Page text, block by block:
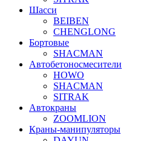
Шасси
BEIBEN
CHENGLONG
Бортовые
SHACMAN
Автобетоносмесители
HOWO
SHACMAN
SITRAK
Автокраны
ZOOMLION
Краны-манипуляторы